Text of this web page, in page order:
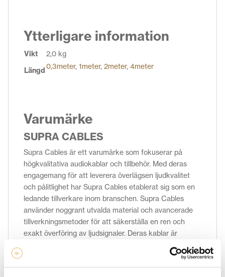
Ytterligare information
Vikt
2,0 kg
Längd0,3meter, 1meter, 2meter, 4meter
Varumärke
SUPRA CABLES
Supra Cables är ett varumärke som fokuserar på
högkvalitativa audiokablar och tillbehör. Med deras
engagemang för att leverera överlägsen ljudkvalitet
och pålitlighet har Supra Cables etablerat sig som en
ledande tillverkare inom branschen. Supra Cables
använder noggrant utvalda material och avancerade
tillverkningsmetoder för att säkerställa en ren och
exakt överföring av ljudsignaler. Deras kablar är
konstruerade med hänsyn till elektrisk integritet och
har effektiva skärmningar för att minimera störningar
och brus. Resultatet är en förbättrad ljudkvalitet med